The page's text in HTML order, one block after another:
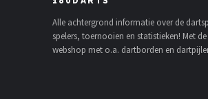
Alle achtergrond informatie over de
spelers, toernooien en statistieken! Met de
webshop met o.a. dartborden en